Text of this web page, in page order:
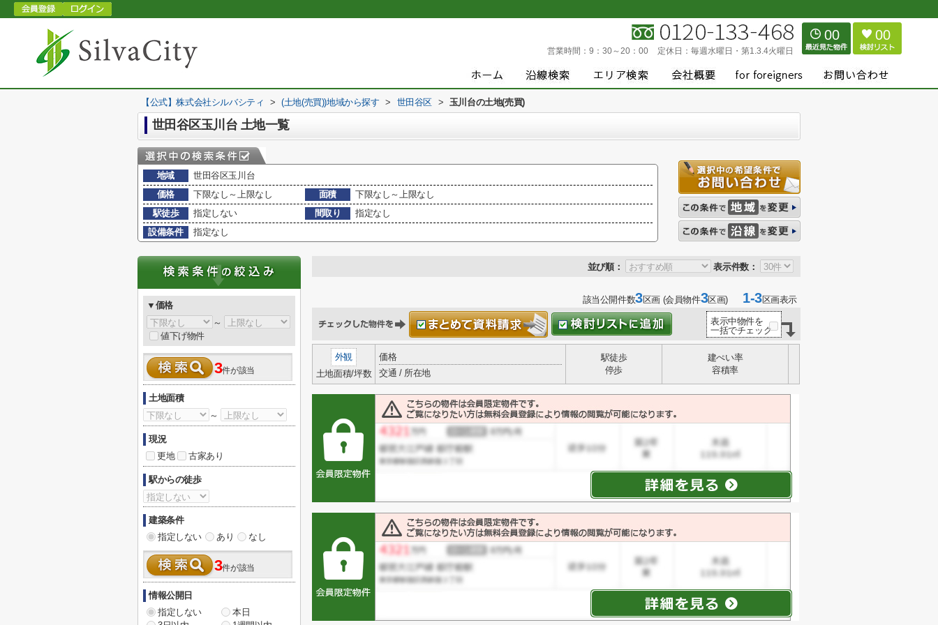
営業時間： 9：30～20：00 定休日： 毎週水曜日・第1.3.4火曜日
00 00
【公式】株式会社シルバシティ > (土地(売買))地域から探す > 世田谷区 > 玉川台の土地(売買)
世田谷区玉川台 土地一覧
地域
世田谷区玉川台
価格
下限なし～上限なし 面積
下限なし～上限なし
駅徒歩
指定しない 間取り
指定なし
設備条件
指定なし
並び順： 表示件数：
該当公開件数3区画 (会員物件3区画)1-3区画表示
表示中物件を
一括でチェック
外観
土地面積/坪数
価格
交通 / 所在地
駅徒歩
停歩
建ぺい率
容積率
▼価格
～
値下げ物件
3件が該当
土地面積
～
現況
更地
古家あり
駅からの徒歩
建築条件
指定しない
あり なし
3件が該当
情報公開日
指定しない
本日